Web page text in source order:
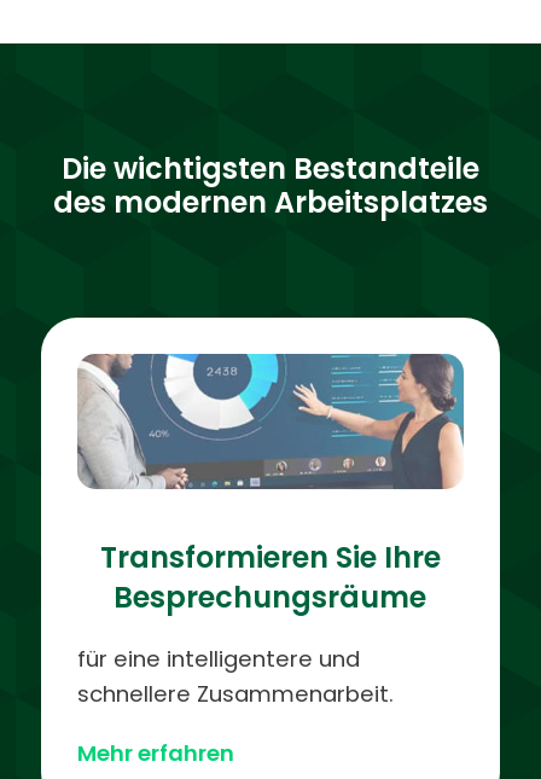
Die wichtigsten Bestandteile
des modernen Arbeitsplatzes
Transformieren Sie Ihre
Besprechungsräume
für eine intelligentere und
schnellere Zusammenarbeit.
Mehr erfahren